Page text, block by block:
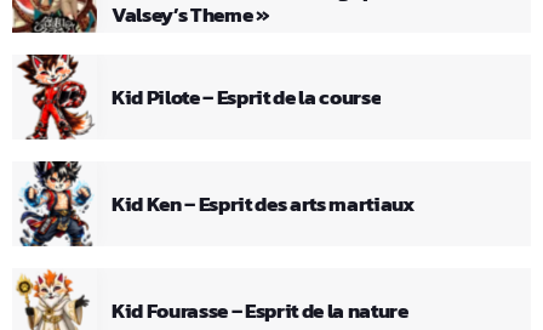
Valsey’s Theme »
Kid Pilote – Esprit de la course
Kid Ken – Esprit des arts martiaux
Kid Fourasse – Esprit de la nature